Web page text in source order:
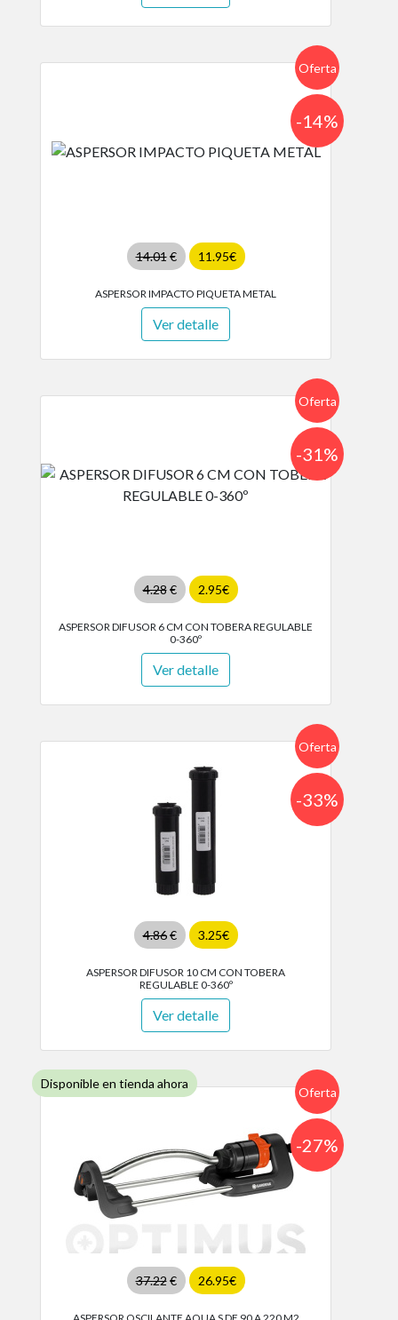
Oferta
14.01€ 11.95€
-14%
ASPERSOR IMPACTO PIQUETA METAL
Ver detalle
Oferta
4.28€ 2.95€
-31%
ASPERSOR DIFUSOR 6 CM CON TOBERA REGULABLE
0-360º
Ver detalle
Oferta
4.86€ 3.25€
-33%
ASPERSOR DIFUSOR 10 CM CON TOBERA
REGULABLE 0-360º
Ver detalle
Disponible en tienda ahora
Oferta
37.22€ 26.95€
-27%